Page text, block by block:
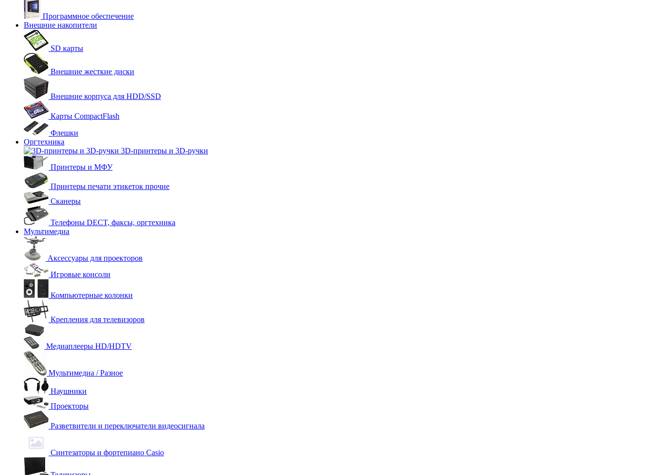
Программное обеспечение
Внешние накопители
SD карты
Внешние жесткие диски
Внешние корпуса для HDD/SSD
Карты CompactFlash
Флешки
Оргтехника
3D-принтеры и 3D-ручки
Принтеры и МФУ
Принтеры печати этикеток прочие
Сканеры
Телефоны DECT, факсы, оргтехника
Мультимедиа
Аксессуары для проекторов
Игровые консоли
Компьютерные колонки
Крепления для телевизоров
Медиаплееры HD/HDTV
Мультимедиа / Разное
Наушники
Проекторы
Разветвители и переключатели видеосигнала
Синтезаторы и фортепиано Casio